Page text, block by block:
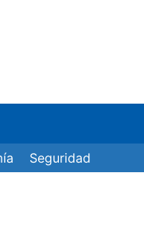
Seguridad